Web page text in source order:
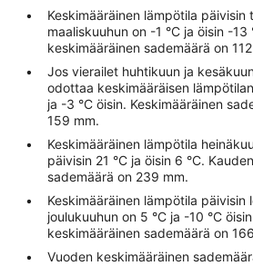
Keskimääräinen lämpötila päivisin
maaliskuuhun on -1 °C ja öisin -13
keskimääräinen sademäärä on
Jos vierailet huhtikuun ja
odottaa keskimääräisen
ja -3 °C öisin. Keskimääräinen
159 mm.
Keskimääräinen lämpötila
päivisin 21 °C ja öisin 6 °C.
sademäärä on 239 mm.
Keskimääräinen lämpötila päivisin
joulukuuhun on 5 °C ja -10 °C
keskimääräinen sademäärä on
Vuoden keskimääräinen